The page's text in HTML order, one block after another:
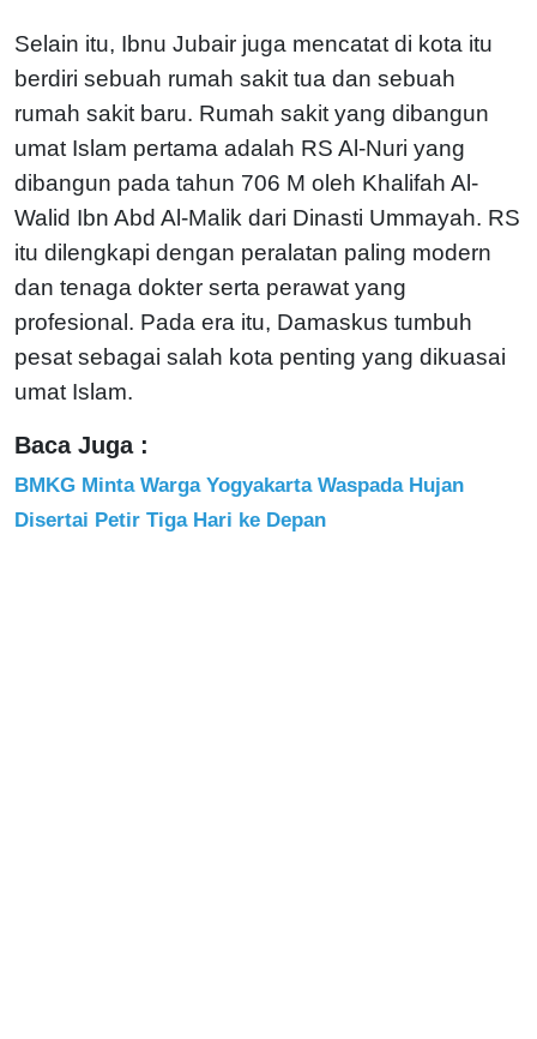
Selain itu, Ibnu Jubair juga mencatat di kota itu
berdiri sebuah rumah sakit tua dan sebuah
rumah sakit baru. Rumah sakit yang dibangun
umat Islam pertama adalah RS Al-Nuri yang
dibangun pada tahun 706 M oleh Khalifah Al-
Walid Ibn Abd Al-Malik dari Dinasti Ummayah. RS
itu dilengkapi dengan peralatan paling modern
dan tenaga dokter serta perawat yang
profesional. Pada era itu, Damaskus tumbuh
pesat sebagai salah kota penting yang dikuasai
umat Islam.
Baca Juga :
BMKG Minta Warga Yogyakarta Waspada Hujan
Disertai Petir Tiga Hari ke Depan